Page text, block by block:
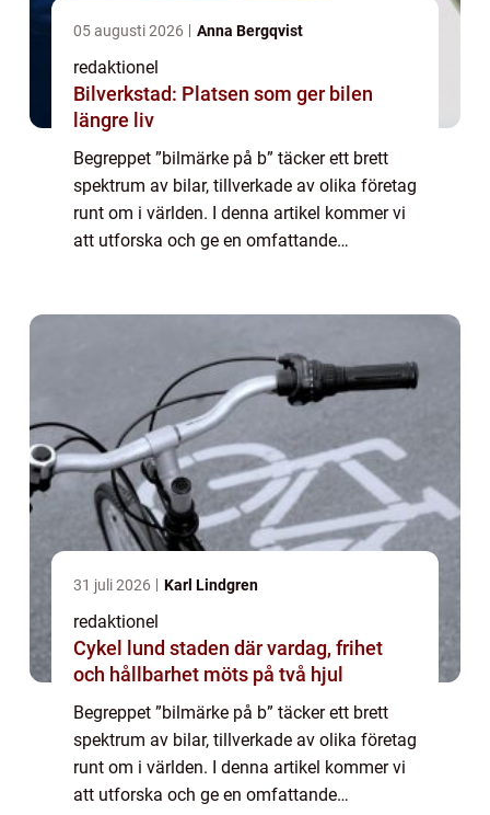
05 augusti 2026 Anna Bergqvist
redaktionel
Bilverkstad: Platsen som ger bilen
längre liv
Begreppet ”bilmärke på b” täcker ett brett
spektrum av bilar, tillverkade av olika företag
runt om i världen. I denna artikel kommer vi
att utforska och ge en omfattande
31 juli 2026 Karl Lindgren
redaktionel
Cykel lund staden där vardag, frihet
och hållbarhet möts på två hjul
Begreppet ”bilmärke på b” täcker ett brett
spektrum av bilar, tillverkade av olika företag
runt om i världen. I denna artikel kommer vi
att utforska och ge en omfattande